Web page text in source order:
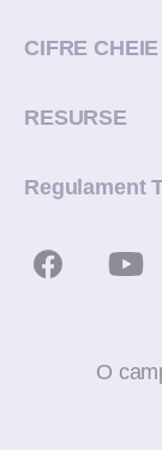
CIFRE CHEIE
RESURSE
Regulament
O